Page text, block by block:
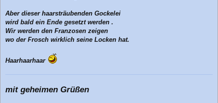
Aber dieser haarsträubenden Gockelei
wird bald ein Ende gesetzt werden .
Wir werden den Franzosen zeigen
wo der Frosch wirklich seine Locken hat.
Haarhaarhaar
mit geheimen Grüßen